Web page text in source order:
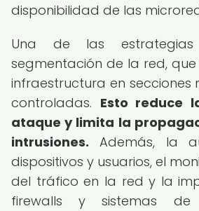
disponibilidad de las
Una de las
segmentación de la red,
infraestructura en secciones
controladas. Esto reduce
ataque y limita la
intrusiones. Además, la
dispositivos y usuarios, el
del tráfico en la red y la
firewalls y sistemas